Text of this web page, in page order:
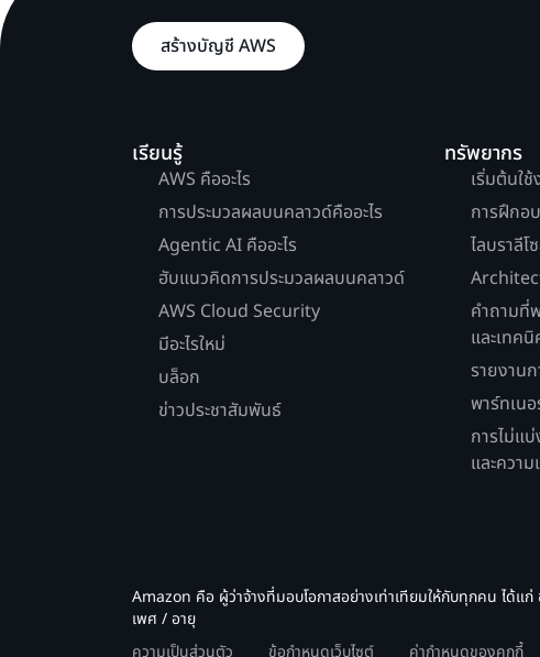
สร้างบัญชี AWS
เรียนรู้
AWS คืออะไร
การประมวลผลบนคลาวด์คืออะไร
Agentic AI คืออะไร
ฮับแนวคิดการประมวลผลบนคลาวด์
AWS Cloud Security
มีอะไรใหม่
บล็อก
ข่าวประชาสัมพันธ์
ทรัพยากร
เริ่มต้นใช้
การฝึกอ
ไลบราลี
คำถาม
และเทคนิ
รายงานก
พาร์ทเน
การไม่แ
และควา
Amazon คือ ผู้ว่าจ้างที่มอบโอกาสอย่างเท่าเทียมให้กับทุกคน ไ
เพศ / อายุ
ความเป็นส่วนตัว
ข้อกำหนดเว็บไซต์ ค่ากำหนดของคุกกี้